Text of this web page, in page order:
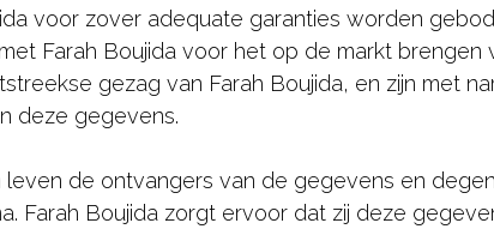
voor zover adequate garanties worden
Farah Boujida voor het op de markt
gezag van Farah Boujida, en zijn met
deze gegevens.
leven de ontvangers van de gegevens en
Farah Boujida zorgt ervoor dat zij deze